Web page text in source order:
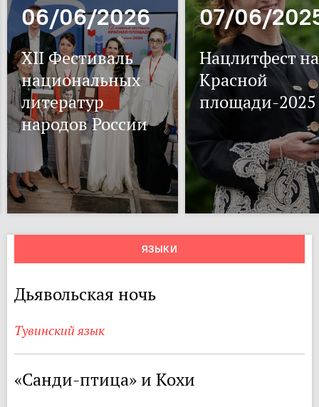
06/06/2026
XII Фестиваль
национальных
литератур
народов России
07/06/
Нацлитфест на
Красной
площади-2025
ЯЗЫКИ
Дьявольская ночь
Тувинский язык
«Санди-птица» и Кохи